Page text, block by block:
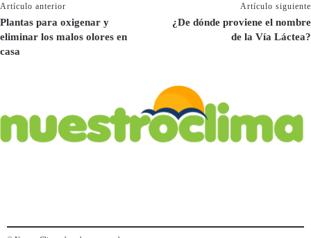
Artículo anterior
Plantas para oxigenar y
eliminar los malos olores en
casa
Artículo siguiente
¿De dónde proviene el nombre
de la Vía Láctea?